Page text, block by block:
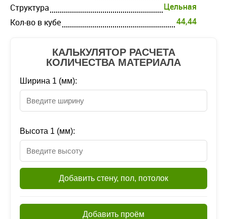
Структура
Цельная
Кол-во в кубе
44,44
КАЛЬКУЛЯТОР РАСЧЕТА
КОЛИЧЕСТВА МАТЕРИАЛА
Ширина 1 (мм):
Высота 1 (мм):
Добавить стену, пол, потолок
Добавить проём